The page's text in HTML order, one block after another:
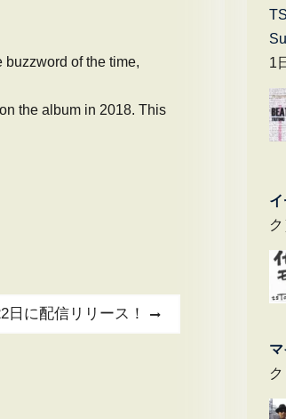
buzzword of the time,
the album in 2018. This
に配信リリース！
1